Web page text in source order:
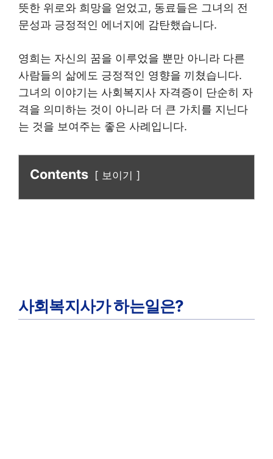
뜻한 위로와 희망을 얻었고, 동료들은 그녀의 전
문성과 긍정적인 에너지에 감탄했습니다.
영희는 자신의 꿈을 이루었을 뿐만 아니라 다른
사람들의 삶에도 긍정적인 영향을 끼쳤습니다.
그녀의 이야기는 사회복지사 자격증이 단순히 자
격을 의미하는 것이 아니라 더 큰 가치를 지닌다
는 것을 보여주는 좋은 사례입니다.
Contents 보이기
사회복지사가 하는일은?